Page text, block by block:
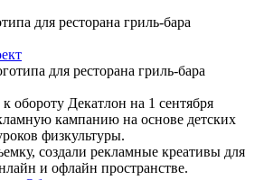
для ресторана гриль-бара
обороту Декатлон на 1 сентября
кампанию на основе детских
физкультуры.
создали рекламные креативы для
и офлайн пространстве.